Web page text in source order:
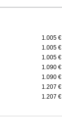
1.005 €
1.005 €
1.005 €
1.090 €
1.090 €
1.207 €
1.207 €